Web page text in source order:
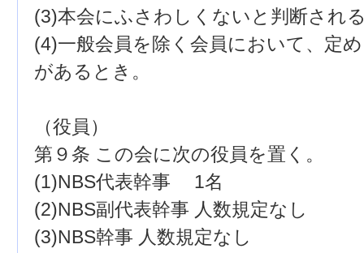
(3)本会にふさわしくないと判断され
(4)一般会員を除く会員において、定
があるとき。
（役員）
第９条 この会に次の役員を置く。
(1)NBS代表幹事 1名
(2)NBS副代表幹事 人数規定なし
(3)NBS幹事 人数規定なし